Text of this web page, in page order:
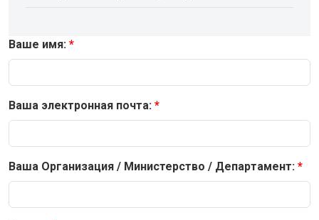
Ваше имя:
Ваша электронная почта:
Ваша Организация / Министерство / Департамент: